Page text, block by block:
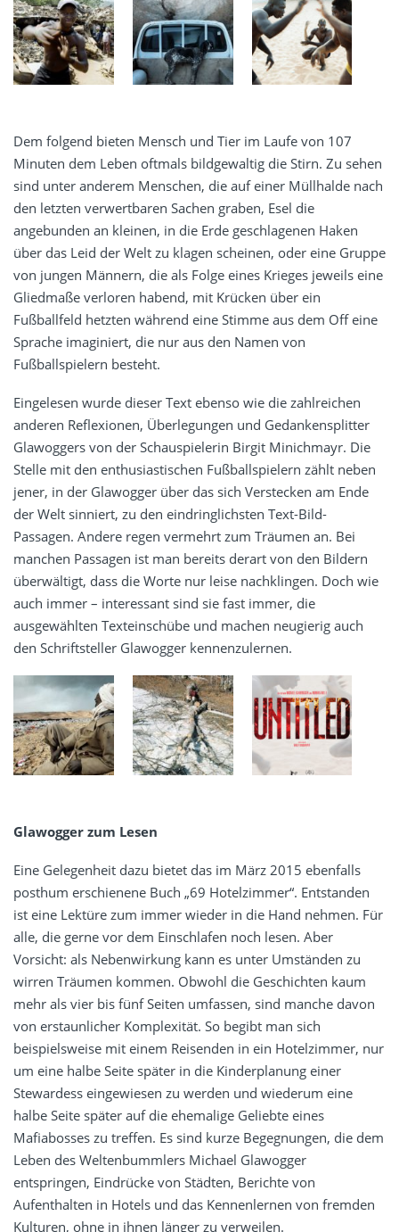
Dem folgend bieten Mensch und Tier im Laufe von 107
Minuten dem Leben oftmals bildgewaltig die Stirn. Zu sehen
sind unter anderem Menschen, die auf einer Müllhalde nach
den letzten verwertbaren Sachen graben, Esel die
angebunden an kleinen, in die Erde geschlagenen Haken
über das Leid der Welt zu klagen scheinen, oder eine Gruppe
von jungen Männern, die als Folge eines Krieges jeweils eine
Gliedmaße verloren habend, mit Krücken über ein
Fußballfeld hetzten während eine Stimme aus dem Off eine
Sprache imaginiert, die nur aus den Namen von
Fußballspielern besteht.
Eingelesen wurde dieser Text ebenso wie die zahlreichen
anderen Reflexionen, Überlegungen und Gedankensplitter
Glawoggers von der Schauspielerin Birgit Minichmayr. Die
Stelle mit den enthusiastischen Fußballspielern zählt neben
jener, in der Glawogger über das sich Verstecken am Ende
der Welt sinniert, zu den eindringlichsten Text-Bild-
Passagen. Andere regen vermehrt zum Träumen an. Bei
manchen Passagen ist man bereits derart von den Bildern
überwältigt, dass die Worte nur leise nachklingen. Doch wie
auch immer – interessant sind sie fast immer, die
ausgewählten Texteinschübe und machen neugierig auch
den Schriftsteller Glawogger kennenzulernen.
Glawogger zum Lesen
Eine Gelegenheit dazu bietet das im März 2015 ebenfalls
posthum erschienene Buch „69 Hotelzimmer“. Entstanden
ist eine Lektüre zum immer wieder in die Hand nehmen. Für
alle, die gerne vor dem Einschlafen noch lesen. Aber
Vorsicht: als Nebenwirkung kann es unter Umständen zu
wirren Träumen kommen. Obwohl die Geschichten kaum
mehr als vier bis fünf Seiten umfassen, sind manche davon
von erstaunlicher Komplexität. So begibt man sich
beispielsweise mit einem Reisenden in ein Hotelzimmer, nur
um eine halbe Seite später in die Kinderplanung einer
Stewardess eingewiesen zu werden und wiederum eine
halbe Seite später auf die ehemalige Geliebte eines
Mafiabosses zu treffen. Es sind kurze Begegnungen, die dem
Leben des Weltenbummlers Michael Glawogger
entspringen, Eindrücke von Städten, Berichte von
Aufenthalten in Hotels und das Kennenlernen von fremden
Kulturen, ohne in ihnen länger zu verweilen.